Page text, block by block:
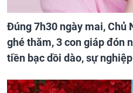
Đúng 7h30 ngày mai, Chủ
ghé thăm, 3 con giáp đón
tiền bạc dồi dào, sự